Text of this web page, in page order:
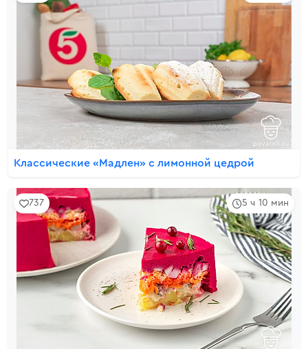
Классические «Мадлен» с лимонной цедрой
5 ч 10 мин
737